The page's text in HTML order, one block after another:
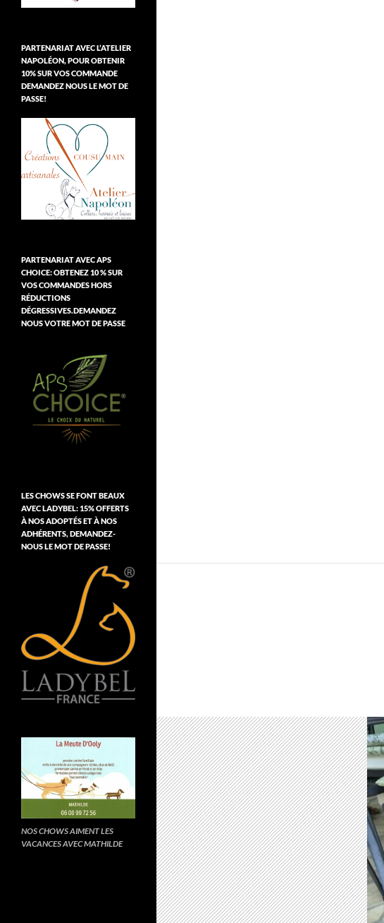
PARTENARIAT AVEC L’ATELIER
NAPOLÉON, POUR OBTENIR
10% SUR VOS COMMANDE
DEMANDEZ NOUS LE MOT DE
PASSE!
PARTENARIAT AVEC APS
CHOICE: OBTENEZ 10 % SUR
VOS COMMANDES HORS
RÉDUCTIONS
DÉGRESSIVES.DEMANDEZ
NOUS VOTRE MOT DE PASSE
LES CHOWS SE FONT BEAUX
AVEC LADYBEL: 15% OFFERTS
À NOS ADOPTÉS ET À NOS
ADHÉRENTS, DEMANDEZ-
NOUS LE MOT DE PASSE!
NOS CHOWS AIMENT LES
VACANCES AVEC MATHILDE